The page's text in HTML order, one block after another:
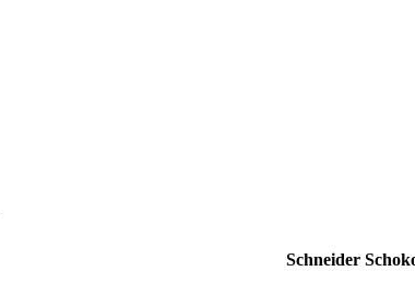
Schneider